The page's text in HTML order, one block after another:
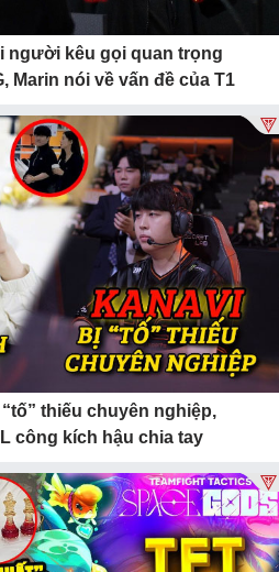
người kêu gọi quan trọng
Marin nói về vấn đề của T1
thiếu chuyên nghiệp,
công kích hậu chia tay